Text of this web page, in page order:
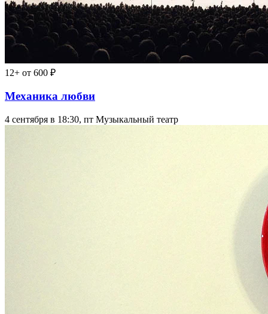
12+ от 600 ₽
Механика любви
4 сентября в 18:30, пт Музыкальный театр